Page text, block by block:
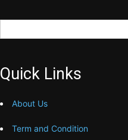
Quick Links
About Us
Term and Condition